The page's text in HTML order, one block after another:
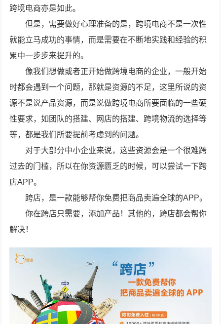
跨境电商亦是如此。
但是，需要做好心理准备的是，跨境电商不是一次性
就能立马成功的事情，而是需要在不断地实践和经验的积
累中一步步来提升的。
像我们想做或者正开始做跨境电商的企业，一般开始
时都会遇到一个问题，那就是资源的不足，这里所说的资
源不是说产品资源，而是说做跨境电商所要面临的一些硬
性要求，如团队的搭建、网店的搭建、跨境物流的选择等
等，都是我们所要提前考虑到的问题。
对于大部分中小企业来说，这些资源会是一个很难跨
过去的门槛，所以在你资源匮乏的时候，可以尝试一下跨
店APP。
跨店，是一款能够帮你免费把商品卖遍全球的APP。
你在跨店只需要，添加产品！其他的，跨店都会帮你
解决！